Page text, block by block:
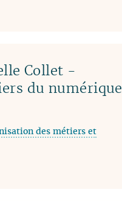
Collet -
du numérique
des métiers et